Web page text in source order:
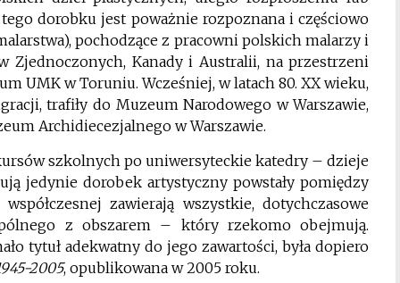
dorobku jest poważnie rozpoznana i częściowo
pochodzące z pracowni polskich malarzy i
Zjednoczonych, Kanady i Australii, na przestrzeni
UMK w Toruniu. Wcześniej, w latach 80. XX wieku,
trafiły do Muzeum Narodowego w Warszawie,
Archidiecezjalnego w Warszawie.
szkolnych po uniwersyteckie katedry – dzieje
jedynie dorobek artystyczny powstały pomiędzy
zawierają wszystkie, dotychczasowe
z obszarem – który rzekomo obejmują.
tytuł adekwatny do jego zawartości, była dopiero
2005, opublikowana w 2005 roku.